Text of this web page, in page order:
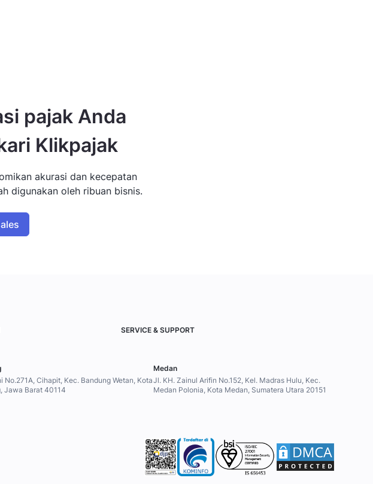
pajak Anda
Klikpajak
akurasi dan kecepatan
digunakan oleh ribuan bisnis.
SERVICE & SUPPORT
No.271A, Cihapit, Kec. Bandung Wetan, Kota
Jawa Barat 40114
Medan
Jl. KH. Zainul Arifin No.152, Kel. Madras Hulu, Kec.
Medan Polonia, Kota Medan, Sumatera Utara 20151